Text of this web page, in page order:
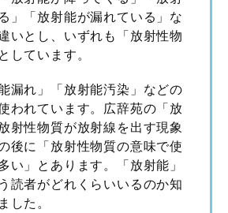
」「放射能が漏れている」な
いとし、いずれも「放射性物
しています。
漏れ」「放射能汚染」などの
われています。広辞苑の「放
射性物質が放射線を出す現象
後に「放射性物質の意味で使
い」とあります。「放射能」
読者がどれくらいいるのか知
した。